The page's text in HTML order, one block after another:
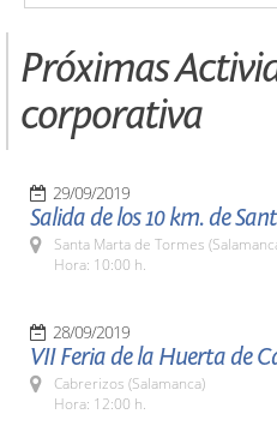
Próximas
corporativa
29/09/2019
Salida de los 10 km. de
Santa Marta de Tormes
Hora: 10:00 h.
28/09/2019
VII Feria de la Huerta de
Cabrerizos (Salamanca)
Hora: 12:00 h.